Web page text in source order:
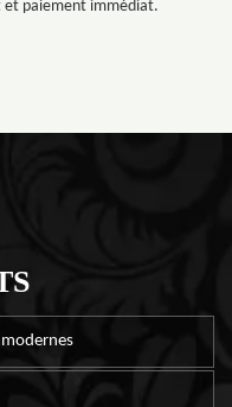
et paiement immédiat.